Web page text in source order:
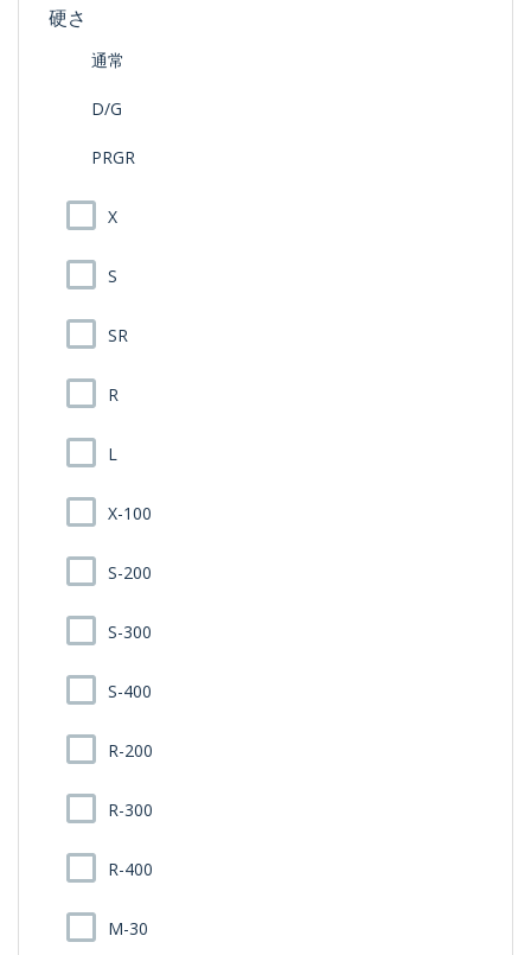
硬さ
通常
D/G
PRGR
X
S
SR
R
L
X-100
S-200
S-300
S-400
R-200
R-300
R-400
M-30